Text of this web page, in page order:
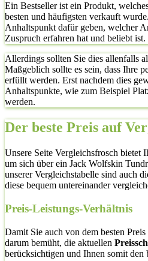
Ein Bestseller ist ein Produkt,
besten und häufigsten verkauft
Anhaltspunkt dafür geben, welcher
Zuspruch erfahren hat und beliebt ist.
Allerdings sollten Sie dies allenfalls
Maßgeblich sollte es sein, dass Ihre
erfüllt werden. Erst nachdem dies
Anhaltspunkte, wie zum Beispiel
werden.
Der beste Preis auf
Unsere Seite Vergleichsfrosch bietet
um sich über ein Jack Wolfskin
unserer Vergleichstabelle sind auch
diese bequem untereinander
Preis-Leistungs-Verhältnis
Damit Sie auch von dem besten
darum bemüht, die aktuellen
berücksichtigen und Ihnen somit den